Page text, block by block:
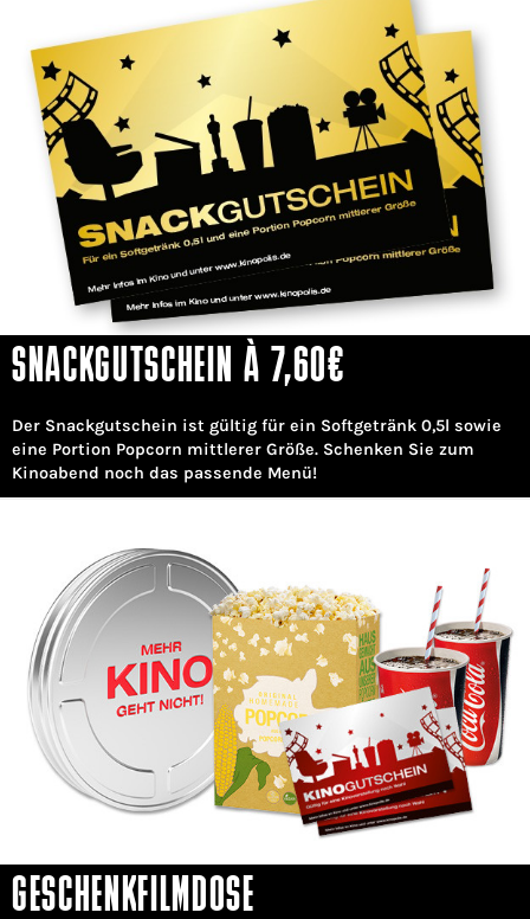
SNACKGUTSCHEIN À 7,60€
Der Snackgutschein ist gültig für ein Softgetränk 0,5l sowie
eine Portion Popcorn mittlerer Größe. Schenken Sie zum
Kinoabend noch das passende Menü!
GESCHENKFILMDOSE